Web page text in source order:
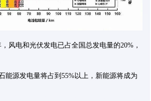
风电和光伏发电已占全国总发电量的20%，
能源发电量将占到55%以上，新能源将成为